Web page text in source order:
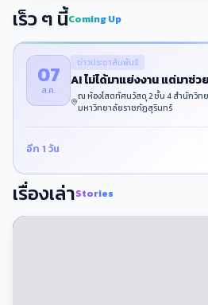
เร็ว ๆ นี้Coming Up
07
ส.ค.
ข่าวประชาสัมพันธ์
AI ไม่ได้มาแย่งงาน แต่มาช่ว
ณ ห้องโสตทัศนวัสดุ 2 ชั้น 4 สำนักวิทย
มหาวิทยาลัยราชภัฏสุรินทร์
อีก 1 วัน
เรื่องเล่าStories